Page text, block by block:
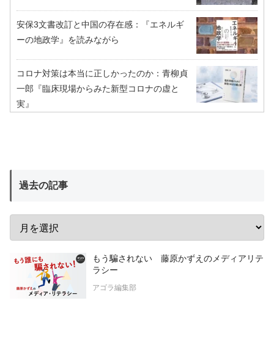
安保3文書改訂と中国の存在感：『エネルギ
ーの地政学』を読みながら
コロナ対策は本当に正しかったのか：青柳貞
一郎『臨床現場からみた新型コロナの虚と
実』
過去の記事
もう騙されない 藤原かずえのメディアリテ
ラシー
アゴラ編集部